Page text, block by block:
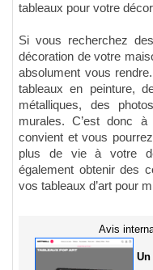
tableaux pour votre
Si vous recherchez
décoration de votre
absolument vous
tableaux en peinture,
métalliques, des
murales. C’est donc
convient et vous
plus de vie à votre
également obtenir des
vos tableaux d’art pour
Avis